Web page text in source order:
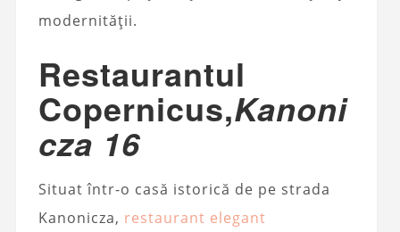
modernității.
Restaurantul
Copernicus,Kanoni
cza 16
Situat într-o casă istorică de pe strada
Kanonicza, restaurant elegant